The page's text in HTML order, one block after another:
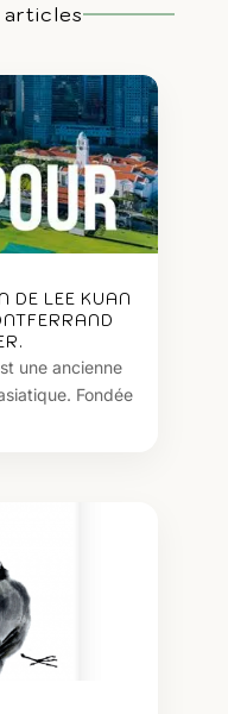
articles
DE LEE KUAN
une ancienne
Fondée